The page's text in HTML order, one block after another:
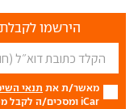
הירשמו
מאשר/ת את תנאי
iCar ומסכים/ה לקבל מכם דברי פרסום.